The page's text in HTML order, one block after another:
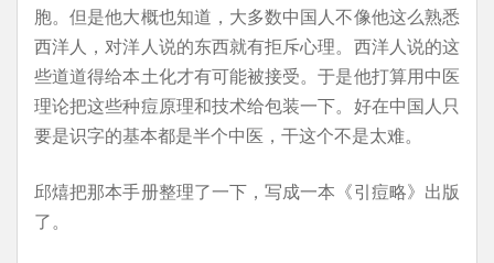
胞。但是他大概也知道，大多数中国人不像他这么熟悉
西洋人，对洋人说的东西就有拒斥心理。西洋人说的这
些道道得给本土化才有可能被接受。于是他打算用中医
理论把这些种痘原理和技术给包装一下。好在中国人只
要是识字的基本都是半个中医，干这个不是太难。
邱熺把那本手册整理了一下，写成一本《引痘略》出版
了。